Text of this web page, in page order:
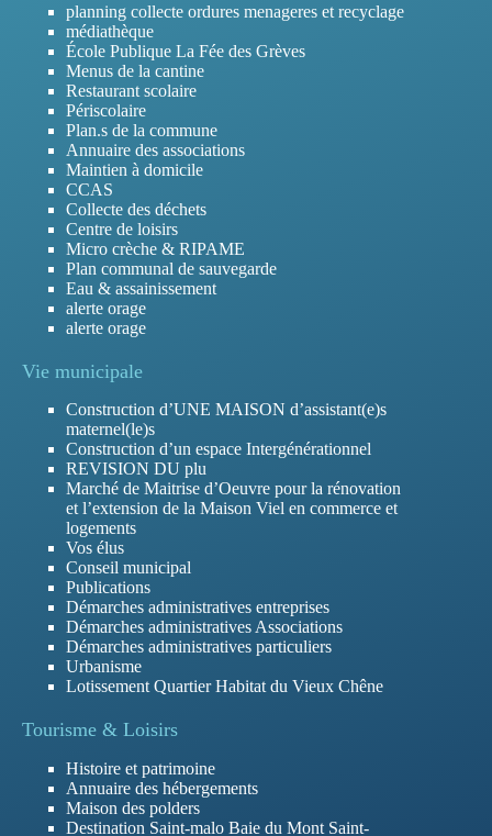
planning collecte ordures menageres et recyclage
médiathèque
École Publique La Fée des Grèves
Menus de la cantine
Restaurant scolaire
Périscolaire
Plan.s de la commune
Annuaire des associations
Maintien à domicile
CCAS
Collecte des déchets
Centre de loisirs
Micro crèche & RIPAME
Plan communal de sauvegarde
Eau & assainissement
alerte orage
alerte orage
Vie municipale
Construction d’UNE MAISON d’assistant(e)s
maternel(le)s
Construction d’un espace Intergénérationnel
REVISION DU plu
Marché de Maitrise d’Oeuvre pour la rénovation
et l’extension de la Maison Viel en commerce et
logements
Vos élus
Conseil municipal
Publications
Démarches administratives entreprises
Démarches administratives Associations
Démarches administratives particuliers
Urbanisme
Lotissement Quartier Habitat du Vieux Chêne
Tourisme & Loisirs
Histoire et patrimoine
Annuaire des hébergements
Maison des polders
Destination Saint-malo Baie du Mont Saint-